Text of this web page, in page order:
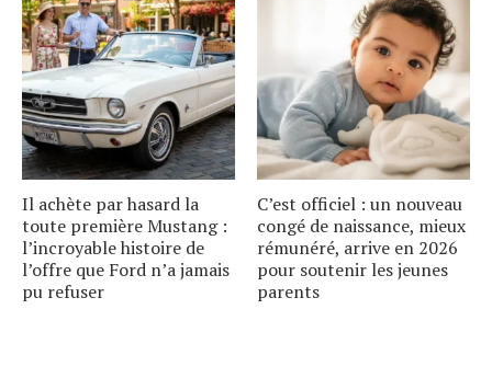
Il achète par hasard la
toute première Mustang :
l’incroyable histoire de
l’offre que Ford n’a jamais
pu refuser
C’est officiel : un nouveau
congé de naissance, mieux
rémunéré, arrive en 2026
pour soutenir les jeunes
parents